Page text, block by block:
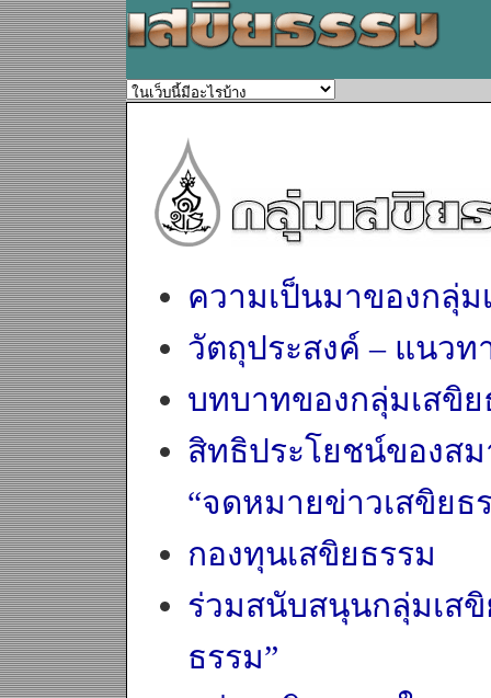
ความเป็นมาของกลุ่ม
วัตถุประสงค์ – แนวท
บทบาทของกลุ่มเสขิ
สิทธิประโยชน์ของส
“จดหมายข่าวเสขิยธ
กองทุนเสขิยธรรม
ร่วมสนับสนุนกลุ่มเส
ธรรม”